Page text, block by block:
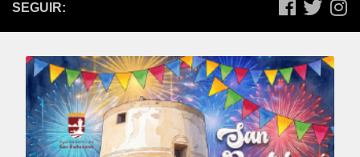
SEGUIR: